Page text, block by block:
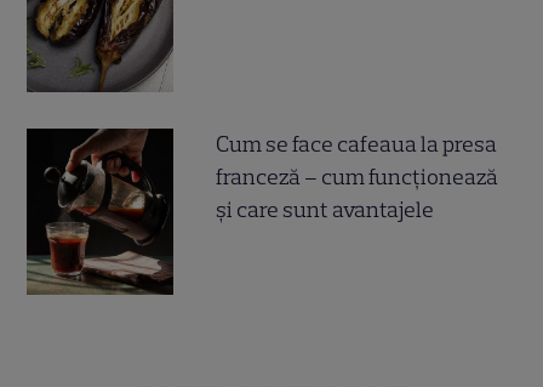
Cum se face cafeaua la presa
franceză – cum funcționează
și care sunt avantajele